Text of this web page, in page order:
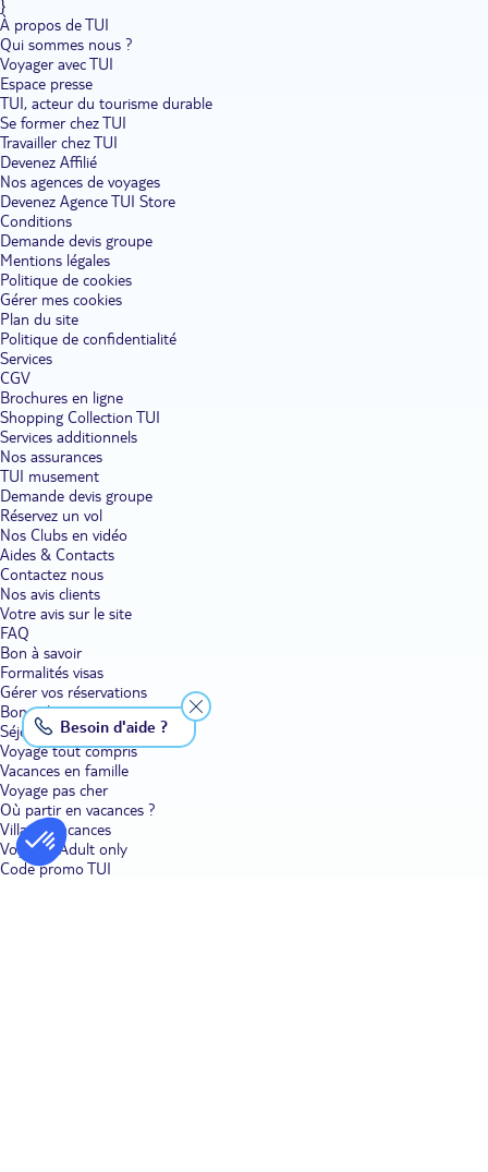
}
À propos de TUI
Qui sommes nous ?
Voyager avec TUI
Espace presse
TUI, acteur du tourisme durable
Se former chez TUI
Travailler chez TUI
Devenez Affilié
Nos agences de voyages
Devenez Agence TUI Store
Conditions
Demande devis groupe
Mentions légales
Politique de cookies
Gérer mes cookies
Plan du site
Politique de confidentialité
Services
CGV
Brochures en ligne
Shopping Collection TUI
Services additionnels
Nos assurances
TUI musement
Demande devis groupe
Réservez un vol
Nos Clubs en vidéo
Aides & Contacts
Contactez nous
Nos avis clients
Votre avis sur le site
FAQ
Bon à savoir
Formalités visas
Gérer vos réservations
Bons plans voyage
Séjour
Voyage tout compris
Vacances en famille
Voyage pas cher
Où partir en vacances ?
Villages vacances
Voyages Adult only
Code promo TUI
Besoin d'aide ?